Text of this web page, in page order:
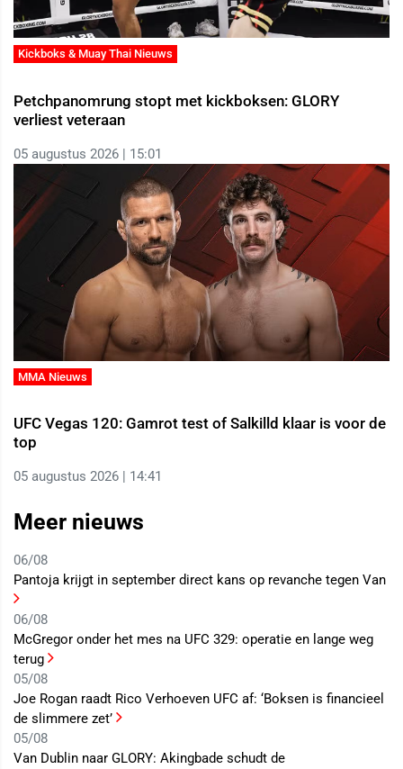
Kickboks & Muay Thai Nieuws
Petchpanomrung stopt met kickboksen: GLORY
verliest veteraan
05 augustus 2026 | 15:01
MMA Nieuws
UFC Vegas 120: Gamrot test of Salkilld klaar is voor de
top
05 augustus 2026 | 14:41
Meer nieuws
06/08
Pantoja krijgt in september direct kans op revanche tegen Van
06/08
McGregor onder het mes na UFC 329: operatie en lange weg
terug
05/08
Joe Rogan raadt Rico Verhoeven UFC af: ‘Boksen is financieel
de slimmere zet’
05/08
Van Dublin naar GLORY: Akingbade schudt de